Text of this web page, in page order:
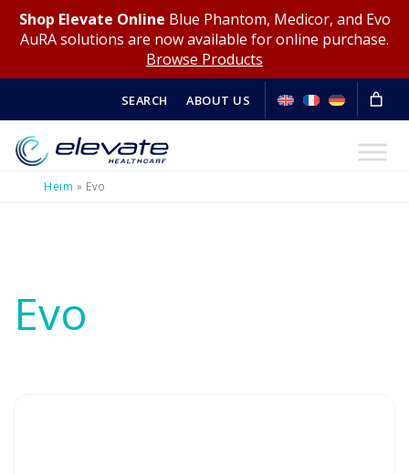
Shop Elevate Online Blue Phantom, Medicor, and Evo
AuRA solutions are now available for online purchase.
Browse Products
SEARCH ABOUT US
Heim » Evo
Evo